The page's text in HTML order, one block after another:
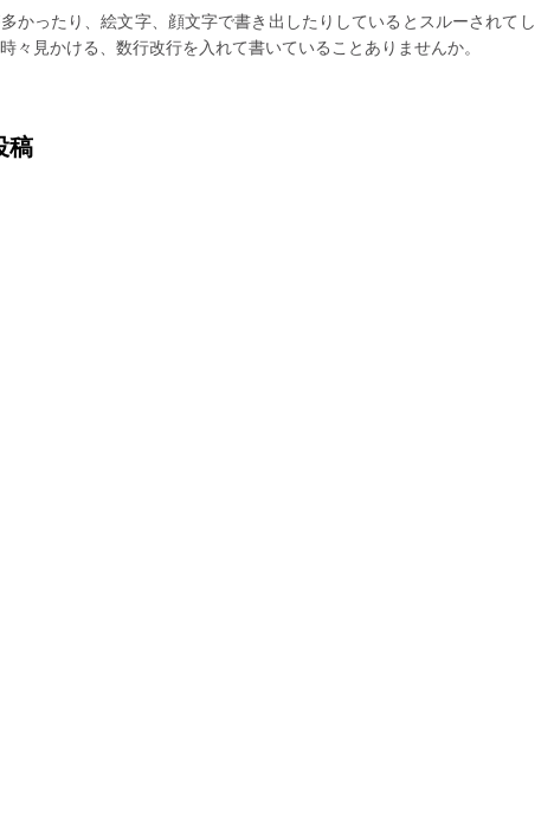
かったり、絵文字、顔文字で書き出したりしているとスルーされてし
々見かける、数行改行を入れて書いていることありませんか。
稿